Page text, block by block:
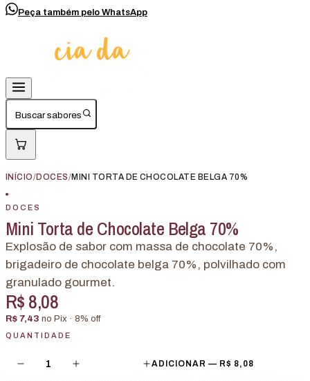
Peça também pelo WhatsApp
Buscar sabores
INÍCIO/DOCES/MINI TORTA DE CHOCOLATE BELGA 70%
DOCES
Mini Torta de Chocolate Belga 70%
Explosão de sabor com massa de chocolate 70%,
brigadeiro de chocolate belga 70%, polvilhado com
granulado gourmet.
R$ 8,08
R$ 7,43 no Pix · 8% off
QUANTIDADE
1 ADICIONAR — R$ 8,08